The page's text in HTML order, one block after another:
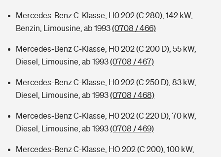
Kinderunfall-Check: Mehr Sicherheit für deine Kids
Typklassen: So ist Ihr Auto eingestuft
Sie haben Fragen?
Mercedes-Benz C-Klasse, H0 202 (C 280), 142 kW,
Benzin, Limousine, ab 1993(0708 / 466)
Mercedes-Benz C-Klasse, H0 202 (C 200 D), 55 kW,
Diesel, Limousine, ab 1993(0708 / 467)
Mercedes-Benz C-Klasse, H0 202 (C 250 D), 83 kW,
Diesel, Limousine, ab 1993(0708 / 468)
Mercedes-Benz C-Klasse, H0 202 (C 220 D), 70 kW,
Diesel, Limousine, ab 1993(0708 / 469)
Mercedes-Benz C-Klasse, HO 202 (C 200), 100 kW,